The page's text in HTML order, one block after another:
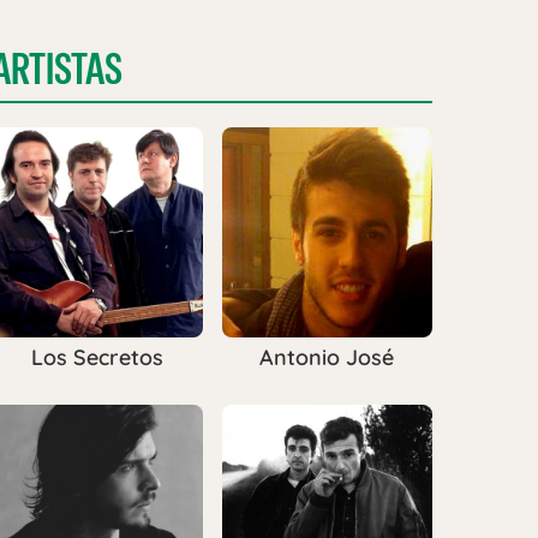
Los Secretos Antonio José